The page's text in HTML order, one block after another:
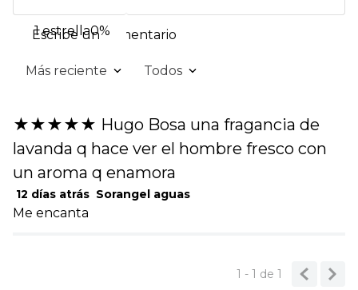
1 estrella0%
Escribe un comentario
Título
Califica el producto de 1 a 5 estrellas
★★★
Más reciente Todos
★★★★★ Hugo Bosa una fragancia de
lavanda q hace ver el hombre fresco con
un aroma q enamora
12 días atrás Sorangel aguas
Me encanta
1 - 1 de 1